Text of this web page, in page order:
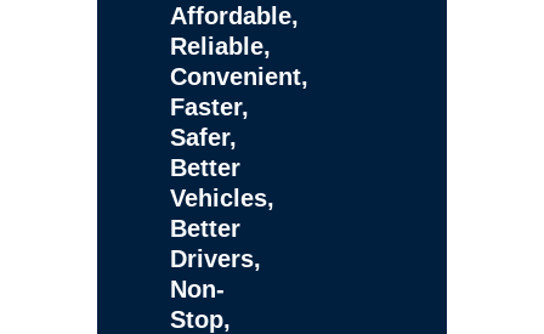
Affordable,
Reliable,
Convenient,
Faster,
Safer,
Better
Vehicles,
Better
Drivers,
Non-
Stop,